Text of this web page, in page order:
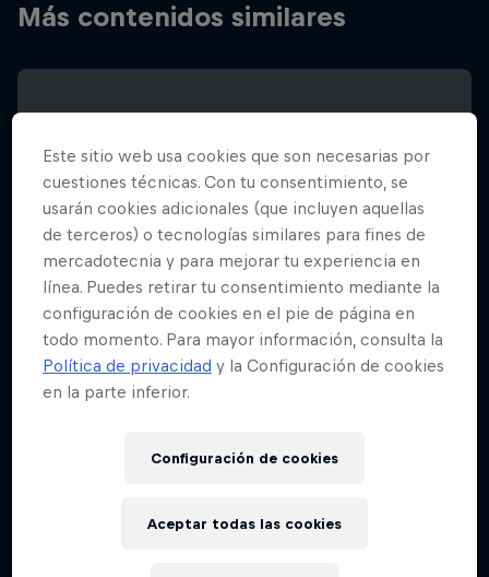
Más contenidos similares
Mostar, Bosnia y Herzegovina
Este sitio web usa cookies que son necesarias por
cuestiones técnicas. Con tu consentimiento, se
usarán cookies adicionales (que incluyen aquellas
de terceros) o tecnologías similares para fines de
mercadotecnia y para mejorar tu experiencia en
línea. Puedes retirar tu consentimiento mediante la
configuración de cookies en el pie de página en
todo momento. Para mayor información, consulta la
Política de privacidad y la Configuración de cookies
en la parte inferior.
Configuración de cookies
Aceptar todas las cookies